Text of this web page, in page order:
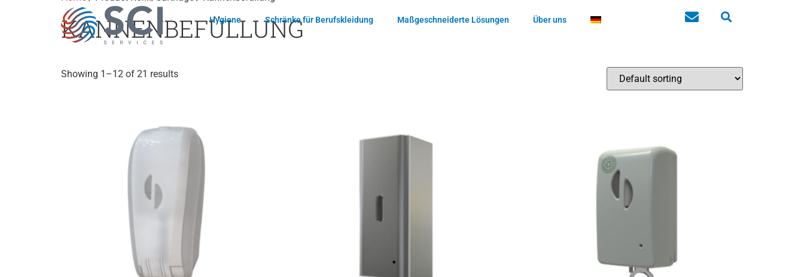
Hygiene Schränke für Berufskleidung Maßgeschneiderte Lösungen Über uns
KANNENBEFÜLLUNG
Showing 1–12 of 21 results